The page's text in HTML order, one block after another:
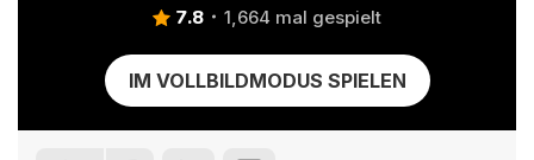
7.8 1,664 mal gespielt
IM VOLLBILDMODUS SPIELEN